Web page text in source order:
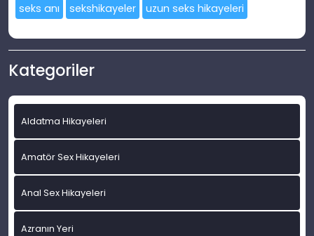
seks anı
sekshikayeler uzun seks hikayeleri
Kategoriler
Aldatma Hikayeleri
Amatör Sex Hikayeleri
Anal Sex Hikayeleri
Azranın Yeri